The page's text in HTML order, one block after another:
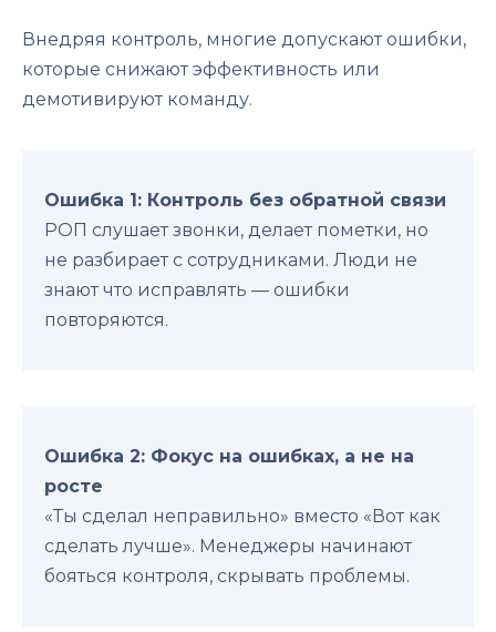
Внедряя контроль, многие допускают ошибки,
которые снижают эффективность или
демотивируют команду.
Ошибка 1: Контроль без обратной связи
РОП слушает звонки, делает пометки, но
не разбирает с сотрудниками. Люди не
знают что исправлять — ошибки
повторяются.
Ошибка 2: Фокус на ошибках, а не на
росте
«Ты сделал неправильно» вместо «Вот как
сделать лучше». Менеджеры начинают
бояться контроля, скрывать проблемы.